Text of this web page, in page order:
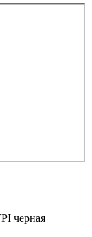
черная